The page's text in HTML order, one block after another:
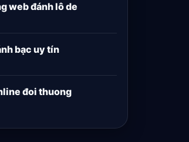
web đánh lô de
bạc uy tín
đoi thuong